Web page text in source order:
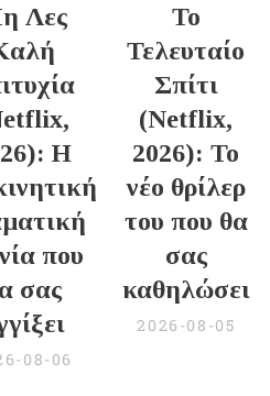
Λες
Η
που
σας
08-06
Το
Τελευταίο
Σπίτι
(Netflix,
2026): Το
νέο θρίλερ
του που θα
σας
καθηλώσει
2026-08-05